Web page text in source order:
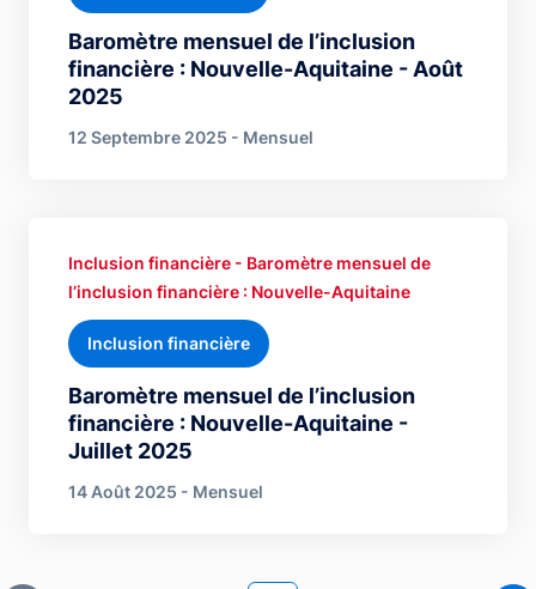
Baromètre mensuel de l’inclusion
financière : Nouvelle-Aquitaine - Août
2025
12 Septembre 2025 - Mensuel
Baromètre mensuel de l’inclusion
financière : Nouvelle-Aquitaine -
Juillet 2025
Inclusion financière - Baromètre mensuel de
l’inclusion financière : Nouvelle-Aquitaine
Inclusion financière
14 Août 2025 - Mensuel